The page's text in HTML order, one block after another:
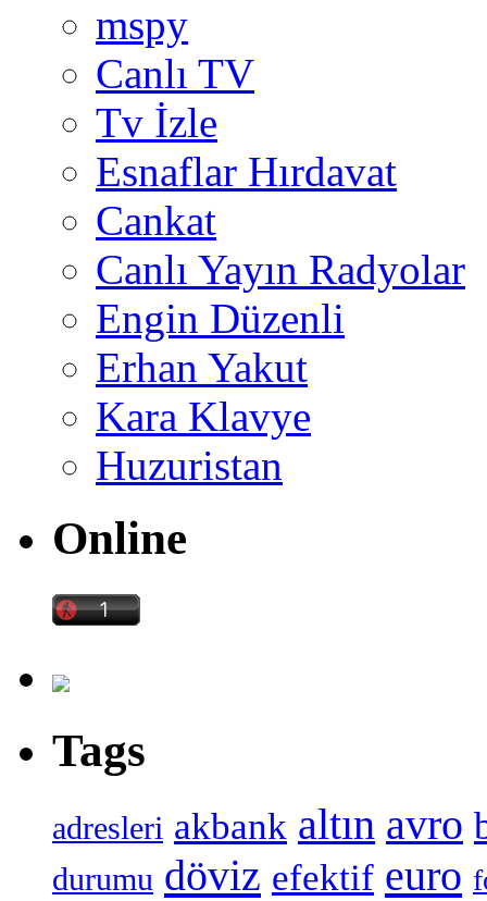
mspy
Canlı TV
Tv İzle
Esnaflar Hırdavat
Cankat
Canlı Yayın Radyolar
Engin Düzenli
Erhan Yakut
Kara Klavye
Huzuristan
Online
Tags
adresleri akbank altın avro
durumu döviz efektif euro